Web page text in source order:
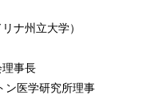
ナ州立大学）
理事長
ン医学研究所理事